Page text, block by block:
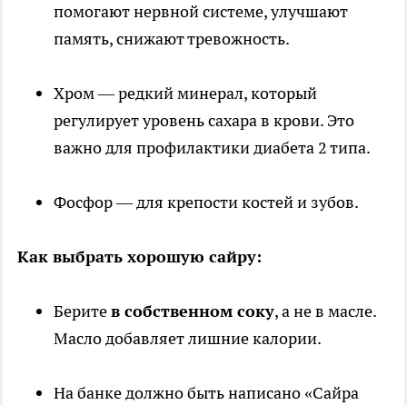
помогают нервной системе, улучшают
память, снижают тревожность.
Хром — редкий минерал, который
регулирует уровень сахара в крови. Это
важно для профилактики диабета 2 типа.
Фосфор — для крепости костей и зубов.
Как выбрать хорошую сайру:
Беритев собственном соку, а не в масле.
Масло добавляет лишние калории.
На банке должно быть написано «Сайра